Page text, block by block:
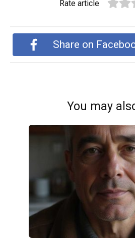
Rate article
Share on
You may